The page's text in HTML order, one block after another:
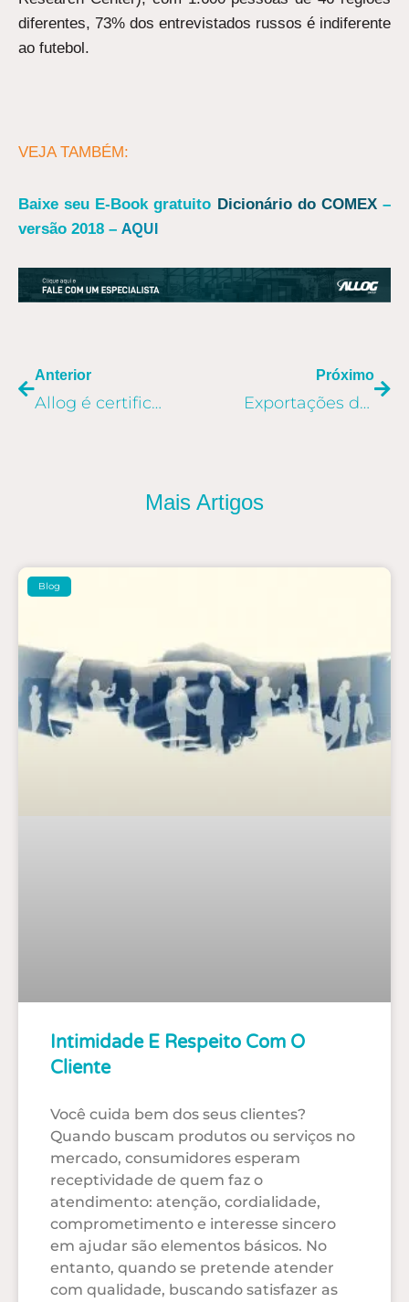
diferentes, 73% dos entrevistados russos é indiferente
ao futebol.
VEJA TAMBÉM:
Baixe seu E-Book gratuito Dicionário do COMEX–
versão 2018 – AQUI
Anterior
Allog é certificada com 10 categorias do Selo Social 2018
Próximo
Exportações de máquinas e equipamentos cresceram 58.7% no primeiro bimestre, diz a Abimaq
Mais Artigos
Blog
Intimidade E Respeito Com O
Cliente
Você cuida bem dos seus clientes?
Quando buscam produtos ou serviços no
mercado, consumidores esperam
receptividade de quem faz o
atendimento: atenção, cordialidade,
comprometimento e interesse sincero
em ajudar são elementos básicos. No
entanto, quando se pretende atender
com qualidade, buscando satisfazer as